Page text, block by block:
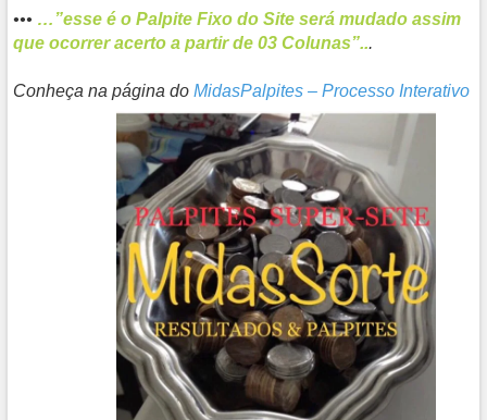
••• …”esse é o Palpite Fixo do Site será mudado assim
que ocorrer acerto a partir de 03 Colunas”...
Conheça na página doMidasPalpites – Processo Interativo